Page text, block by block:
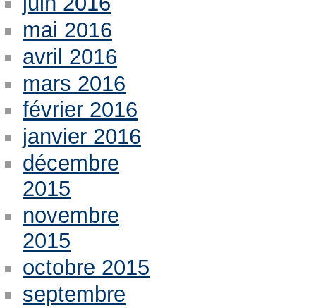
mai 2016
avril 2016
mars 2016
février 2016
janvier 2016
décembre
2015
novembre
2015
octobre 2015
septembre